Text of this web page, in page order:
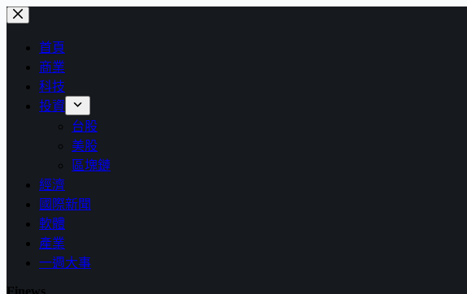
跳
首頁
商業
科技
投資
台股
美股
區塊鏈
經濟
國際新聞
軟體
產業
一週大事
Finews